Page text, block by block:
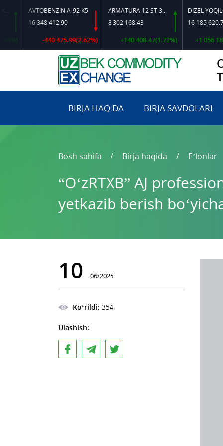
AVTOBENZIN A-92 K5
16 348 412.90
-440 475.99(2.62%)
ARMATURA 12 ST 35 GS O‘LCHAMLI
8 302 168.43
+140 408.47(1.72%)
DIZEL YOQILG‘ISI
16 185 620.72
+1 056
BIRJA HAQIDA BIRJA SAVDOLARI
Bosh sahifa Birja haqida E’lonlar
“O‘zRTXB” AJ
yetkazib berish
10 06/2026
Ko‘rildi: 354
Ulashish: